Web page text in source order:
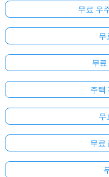
무료 우
무
무
주택
무
무료